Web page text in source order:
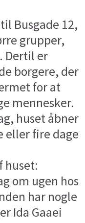
Busgade 12,
grupper,
Dertil er
borgere, der
for at
mennesker.
huset åbner
eller fire dage
huset:
om ugen hos
har nogle
Ida Gaaei